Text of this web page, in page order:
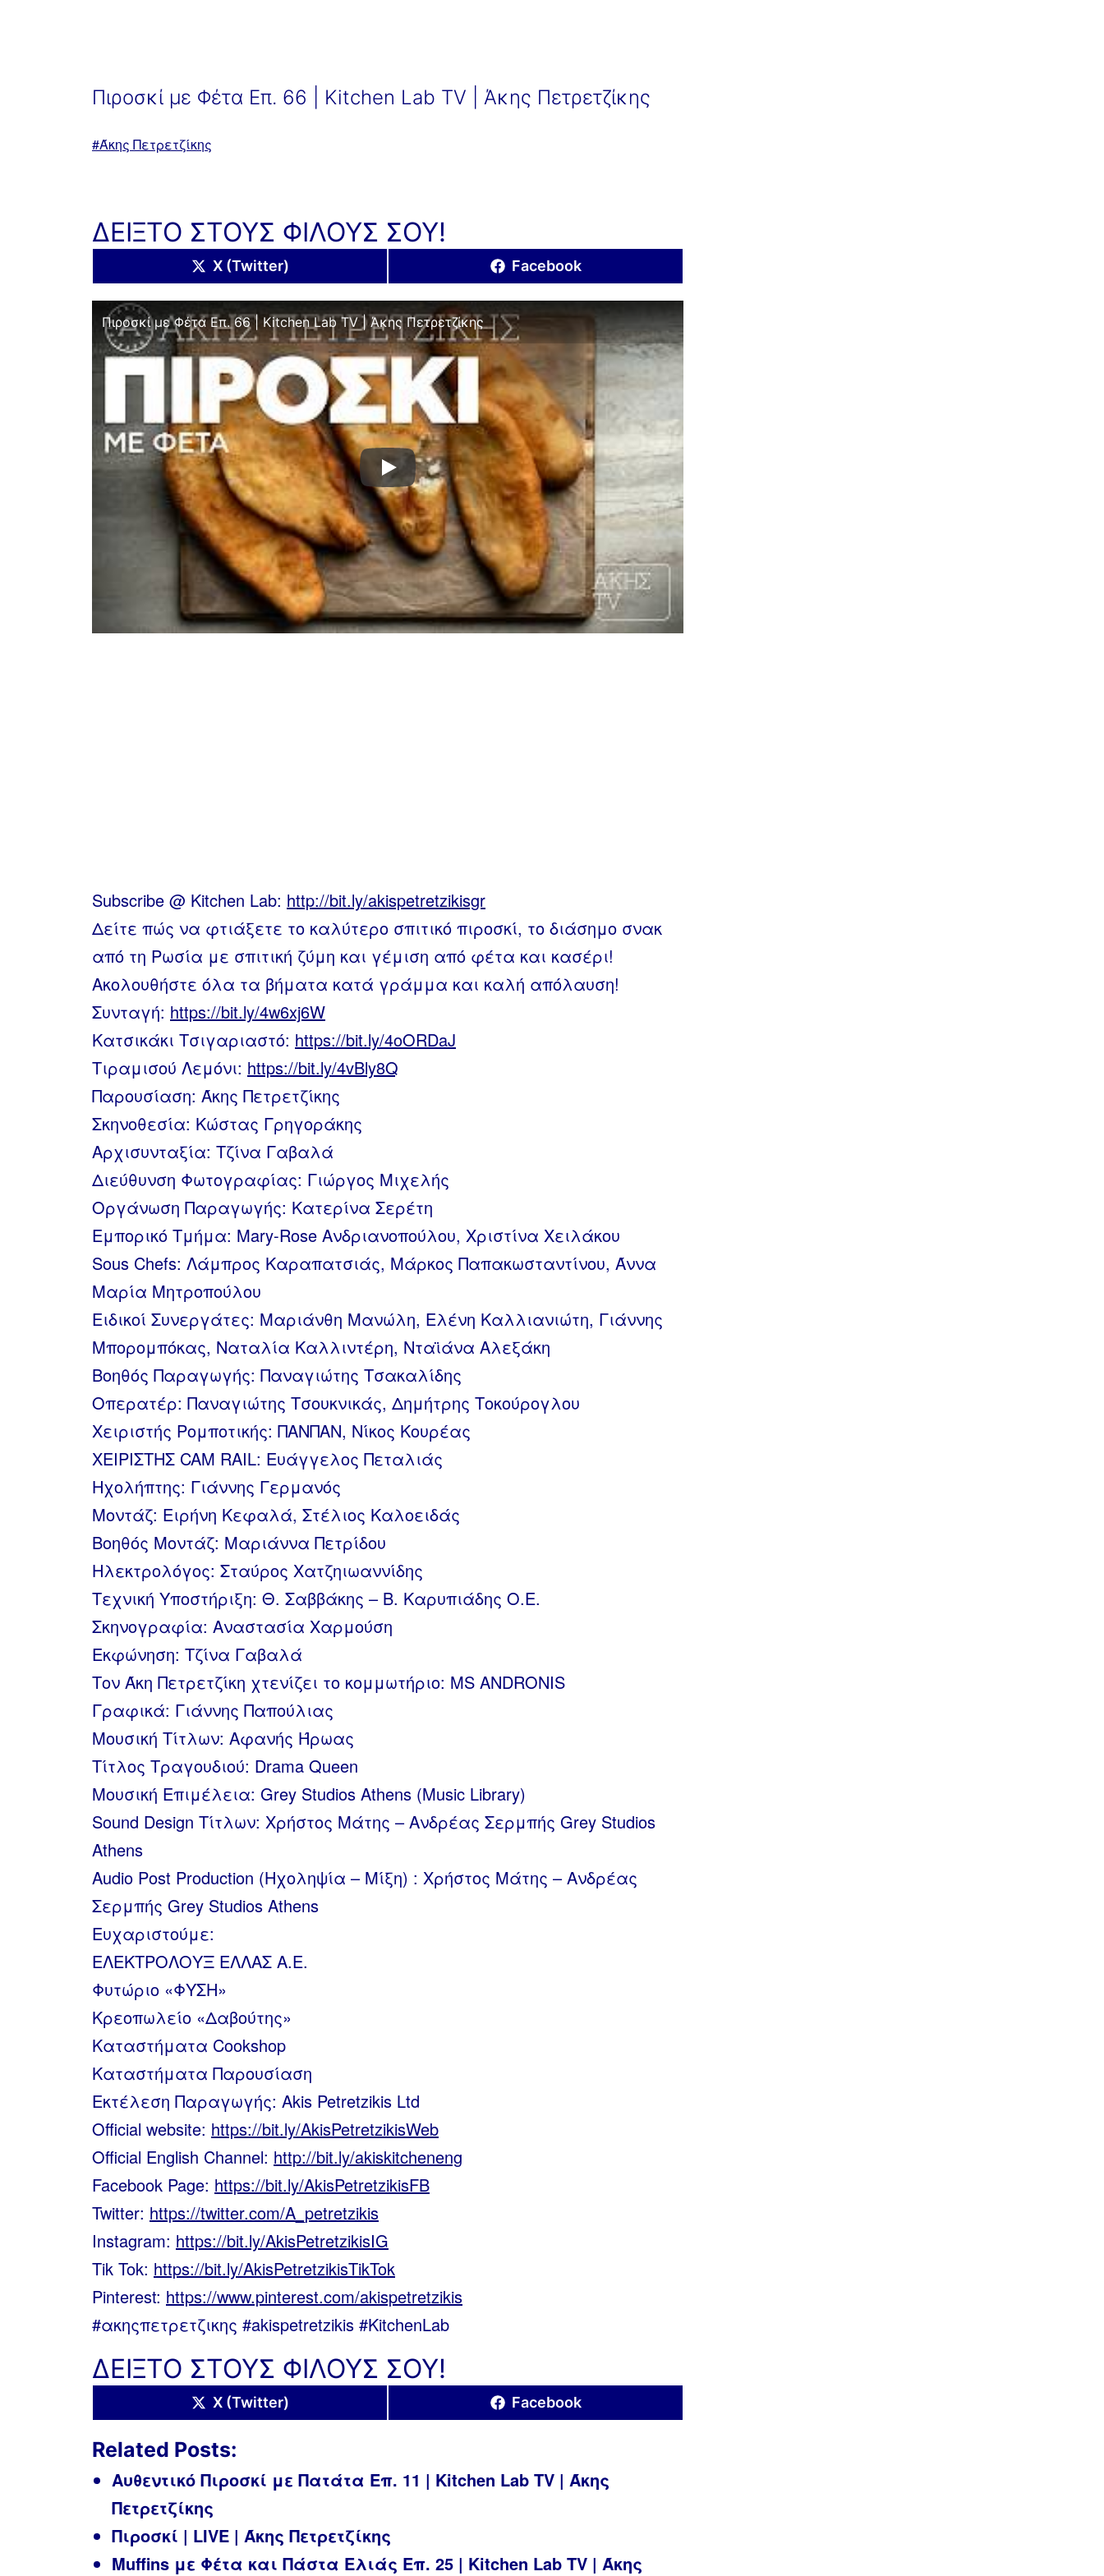
Πιροσκί με Φέτα Επ. 66 | Kitchen Lab TV | Άκης Πετρετζίκης
ΜεΆκης Πετρετζίκης
ΔΕΙΞΤΟ ΣΤΟΥΣ ΦΙΛΟΥΣ ΣΟΥ!
Share
on
X (Twitter)
Share
on
Facebook
Πιροσκί με Φέτα Επ. 66 | Kitchen Lab TV | Άκης Πετρετζίκης
Subscribe @ Kitchen Lab: http://bit.ly/akispetretzikisgr
Δείτε πώς να φτιάξετε το καλύτερο σπιτικό πιροσκί, το διάσημο σνακ
από τη Ρωσία με σπιτική ζύμη και γέμιση από φέτα και κασέρι!
Ακολουθήστε όλα τα βήματα κατά γράμμα και καλή απόλαυση!
Συνταγή: https://bit.ly/4w6xj6W
Κατσικάκι Τσιγαριαστό: https://bit.ly/4oORDaJ
Τιραμισού Λεμόνι: https://bit.ly/4vBly8Q
Παρουσίαση: Άκης Πετρετζίκης
Σκηνοθεσία: Κώστας Γρηγοράκης
Αρχισυνταξία: Τζίνα Γαβαλά
Διεύθυνση Φωτογραφίας: Γιώργος Μιχελής
Οργάνωση Παραγωγής: Κατερίνα Σερέτη
Εμπορικό Τμήμα: Mary-Rose Ανδριανοπούλου, Χριστίνα Χειλάκου
Sous Chefs: Λάμπρος Καραπατσιάς, Μάρκος Παπακωσταντίνου, Άννα
Μαρία Μητροπούλου
Ειδικοί Συνεργάτες: Μαριάνθη Μανώλη, Ελένη Καλλιανιώτη, Γιάννης
Μπορομπόκας, Ναταλία Καλλιντέρη, Νταϊάνα Αλεξάκη
Βοηθός Παραγωγής: Παναγιώτης Τσακαλίδης
Οπερατέρ: Παναγιώτης Τσουκνικάς, Δημήτρης Τοκούρογλου
Χειριστής Ρομποτικής: ΠΑΝΠΑΝ, Νίκος Κουρέας
ΧΕΙΡΙΣΤΗΣ CAM RAIL: Ευάγγελος Πεταλιάς
Ηχολήπτης: Γιάννης Γερμανός
Μοντάζ: Ειρήνη Κεφαλά, Στέλιος Καλοειδάς
Βοηθός Μοντάζ: Μαριάννα Πετρίδου
Ηλεκτρολόγος: Σταύρος Χατζηιωαννίδης
Τεχνική Υποστήριξη: Θ. Σαββάκης – Β. Καρυπιάδης Ο.Ε.
Σκηνογραφία: Αναστασία Χαρμούση
Εκφώνηση: Τζίνα Γαβαλά
Τον Άκη Πετρετζίκη χτενίζει το κομμωτήριο: MS ANDRONIS
Γραφικά: Γιάννης Παπούλιας
Μουσική Τίτλων: Αφανής Ήρωας
Τίτλος Τραγουδιού: Drama Queen
Μουσική Επιμέλεια: Grey Studios Athens (Music Library)
Sound Design Τίτλων: Χρήστος Μάτης – Ανδρέας Σερμπής Grey Studios
Athens
Audio Post Production (Ηχοληψία – Μίξη) : Χρήστος Μάτης – Ανδρέας
Σερμπής Grey Studios Athens
Ευχαριστούμε:
ΕΛΕΚΤΡΟΛΟΥΞ ΕΛΛΑΣ Α.Ε.
Φυτώριο «ΦΥΣΗ»
Κρεοπωλείο «Δαβούτης»
Καταστήματα Cookshop
Καταστήματα Παρουσίαση
Εκτέλεση Παραγωγής: Akis Petretzikis Ltd
Official website: https://bit.ly/AkisPetretzikisWeb
Official English Channel: http://bit.ly/akiskitcheneng
Facebook Page: https://bit.ly/AkisPetretzikisFB
Twitter: https://twitter.com/A_petretzikis
Instagram: https://bit.ly/AkisPetretzikisIG
Tik Tok: https://bit.ly/AkisPetretzikisTikTok
Pinterest: https://www.pinterest.com/akispetretzikis
#ακηςπετρετζικης #akispetretzikis #KitchenLab
ΔΕΙΞΤΟ ΣΤΟΥΣ ΦΙΛΟΥΣ ΣΟΥ!
Share
on
X (Twitter)
Share
on
Facebook
Related Posts:
Αυθεντικό Πιροσκί με Πατάτα Επ. 11 | Kitchen Lab TV | Άκης
Πετρετζίκης
Πιροσκί | LIVE | Άκης Πετρετζίκης
Muffins με Φέτα και Πάστα Ελιάς Επ. 25 | Kitchen Lab TV | Άκης